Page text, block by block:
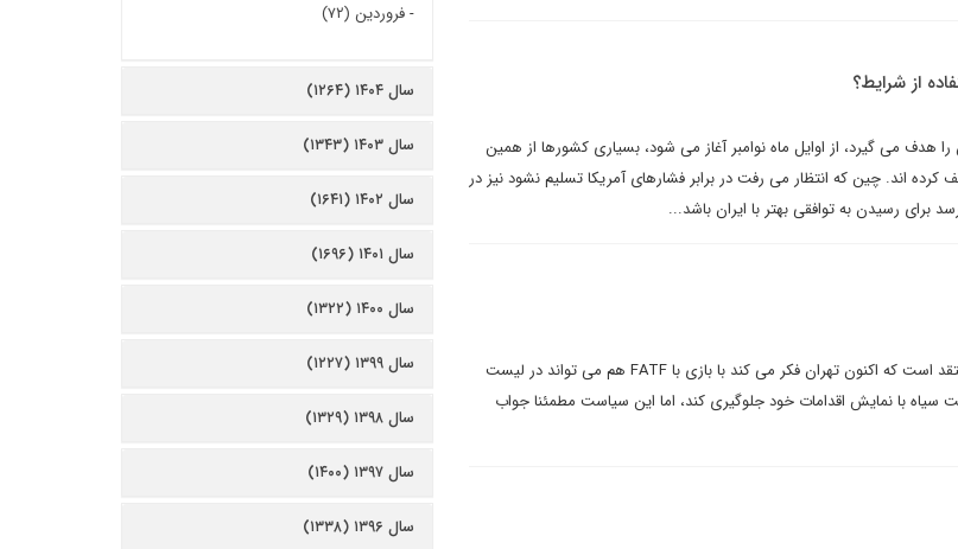
از شرایط؟
هدف می گیرد، از اوایل ماه نوامبر آغاز می شود، بسیاری کشورها از همین
اند. چین که انتظار می رفت در برابر فشارهای آمریکا تسلیم نشود نیز در
رسیدن به توافقی بهتر با ایران باشد...
صادق زیباکلام در گفت وگو با دیپلماسی ایرانی معتقد است که اکنون تهران فکر می کند با بازی با FATF هم می تواند در لیست
سیاه با نمایش اقدامات خود جلوگیری کند، اما این سیاست مطمئنا جواب
-فروردین (۷۲)
سال ۱۴۰۴ (۱۲۶۴)
سال ۱۴۰۳ (۱۳۴۳)
سال ۱۴۰۲ (۱۶۴۱)
سال ۱۴۰۱ (۱۶۹۶)
سال ۱۴۰۰ (۱۳۲۲)
سال ۱۳۹۹ (۱۲۲۷)
سال ۱۳۹۸ (۱۳۲۹)
سال ۱۳۹۷ (۱۴۰۰)
سال ۱۳۹۶ (۱۳۳۸)